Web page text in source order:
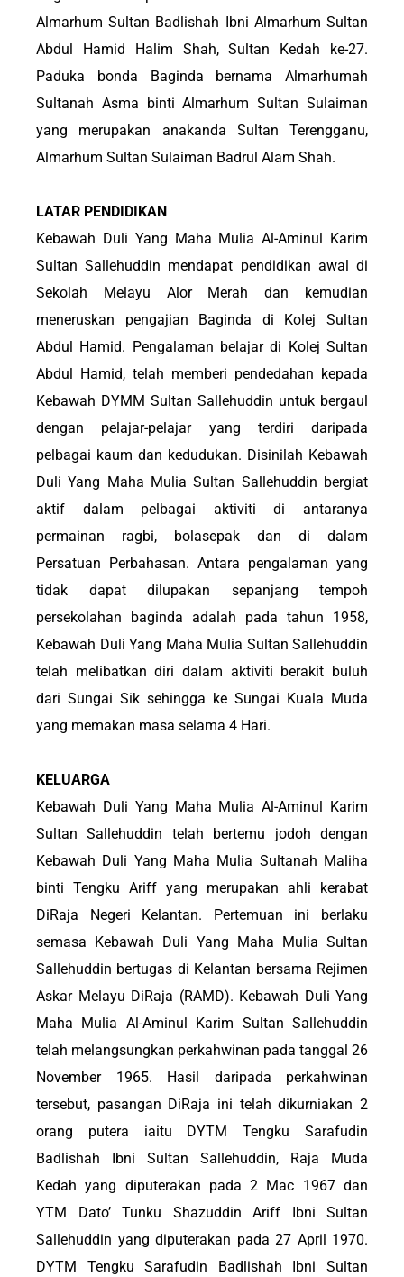
Almarhum Sultan Badlishah Ibni Almarhum Sultan
Abdul Hamid Halim Shah, Sultan Kedah ke-27.
Paduka bonda Baginda bernama Almarhumah
Sultanah Asma binti Almarhum Sultan Sulaiman
yang merupakan anakanda Sultan Terengganu,
Almarhum Sultan Sulaiman Badrul Alam Shah.
LATAR PENDIDIKAN
Kebawah Duli Yang Maha Mulia Al-Aminul Karim
Sultan Sallehuddin mendapat pendidikan awal di
Sekolah Melayu Alor Merah dan kemudian
meneruskan pengajian Baginda di Kolej Sultan
Abdul Hamid. Pengalaman belajar di Kolej Sultan
Abdul Hamid, telah memberi pendedahan kepada
Kebawah DYMM Sultan Sallehuddin untuk bergaul
dengan pelajar-pelajar yang terdiri daripada
pelbagai kaum dan kedudukan. Disinilah Kebawah
Duli Yang Maha Mulia Sultan Sallehuddin bergiat
aktif dalam pelbagai aktiviti di antaranya
permainan ragbi, bolasepak dan di dalam
Persatuan Perbahasan. Antara pengalaman yang
tidak dapat dilupakan sepanjang tempoh
persekolahan baginda adalah pada tahun 1958,
Kebawah Duli Yang Maha Mulia Sultan Sallehuddin
telah melibatkan diri dalam aktiviti berakit buluh
dari Sungai Sik sehingga ke Sungai Kuala Muda
yang memakan masa selama 4 Hari.
KELUARGA
Kebawah Duli Yang Maha Mulia Al-Aminul Karim
Sultan Sallehuddin telah bertemu jodoh dengan
Kebawah Duli Yang Maha Mulia Sultanah Maliha
binti Tengku Ariff yang merupakan ahli kerabat
DiRaja Negeri Kelantan. Pertemuan ini berlaku
semasa Kebawah Duli Yang Maha Mulia Sultan
Sallehuddin bertugas di Kelantan bersama Rejimen
Askar Melayu DiRaja (RAMD). Kebawah Duli Yang
Maha Mulia Al-Aminul Karim Sultan Sallehuddin
telah melangsungkan perkahwinan pada tanggal 26
November 1965. Hasil daripada perkahwinan
tersebut, pasangan DiRaja ini telah dikurniakan 2
orang putera iaitu DYTM Tengku Sarafudin
Badlishah Ibni Sultan Sallehuddin, Raja Muda
Kedah yang diputerakan pada 2 Mac 1967 dan
YTM Dato’ Tunku Shazuddin Ariff Ibni Sultan
Sallehuddin yang diputerakan pada 27 April 1970.
DYTM Tengku Sarafudin Badlishah Ibni Sultan